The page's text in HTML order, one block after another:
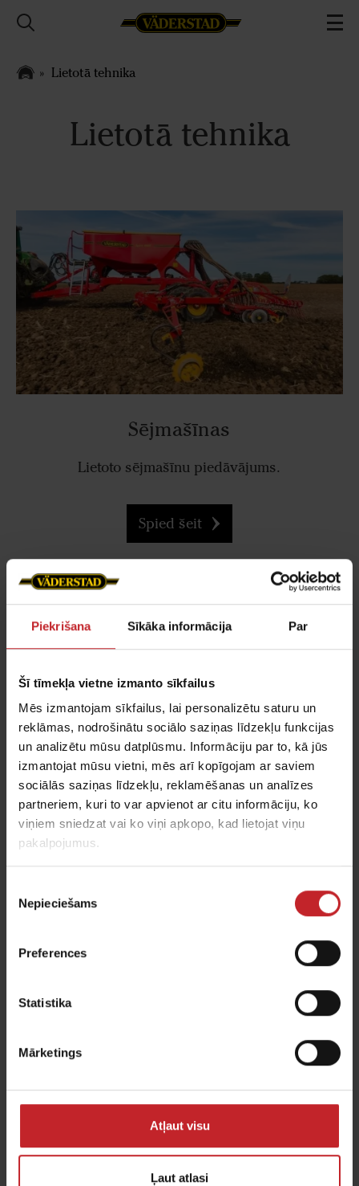
Piekrišana Sīkāka informācija Par
Šī tīmekļa vietne izmanto sīkfailus
Mēs izmantojam sīkfailus, lai personalizētu saturu un
reklāmas, nodrošinātu sociālo saziņas līdzekļu funkcijas
un analizētu mūsu datplūsmu. Informāciju par to, kā jūs
izmantojat mūsu vietni, mēs arī kopīgojam ar saviem
sociālās saziņas līdzekļu, reklamēšanas un analīzes
partneriem, kuri to var apvienot ar citu informāciju, ko
viņiem sniedzat vai ko viņi apkopo, kad lietojat viņu
pakalpojumus.
izvēle
Nepieciešams
Preferences
Statistika
Mārketings
Atļaut visu
Ļaut atlasi
Lietotā tehnika
Lietotā tehnika
Sējmašīnas
Lietoto sējmašīnu piedāvājums.
Spied šeit
Augsnes apstrādes tehnika
Lietoto kultivatoru un veltņu piedāvājums.
Precīzās sējas sējmašīnas